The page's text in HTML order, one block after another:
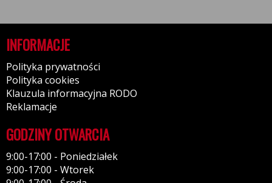
INFORMACJE
Polityka prywatności
Polityka cookies
Klauzula informacyjna RODO
Reklamacje
GODZINY OTWARCIA
9:00-17:00 - Poniedziałek
9:00-17:00 - Wtorek